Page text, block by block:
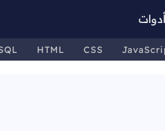
أدوات
HTML CSS